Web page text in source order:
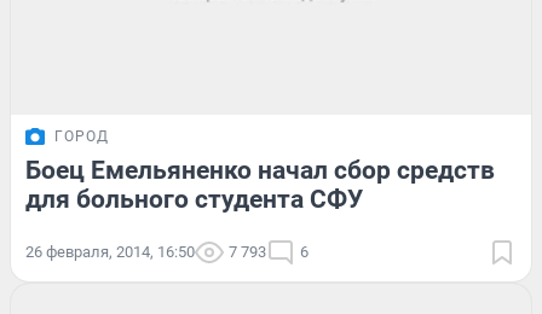
ГОРОД
Боец Емельяненко начал сбор средств
для больного студента СФУ
26 февраля, 2014, 16:50 7 793 6